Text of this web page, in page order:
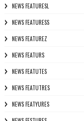
NEWS FEATURESL
NEWS FEATURESS
NEWS FEATUREZ
NEWS FEATURS
NEWS FEATUTES
NEWS FEATUTRES
NEWS FEATYURES